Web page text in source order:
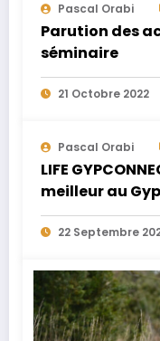
Pascal Orabi
Parution des
séminaire
21 Octobre 2022
Pascal Orabi
LIFE
meilleur au
22 Septembre